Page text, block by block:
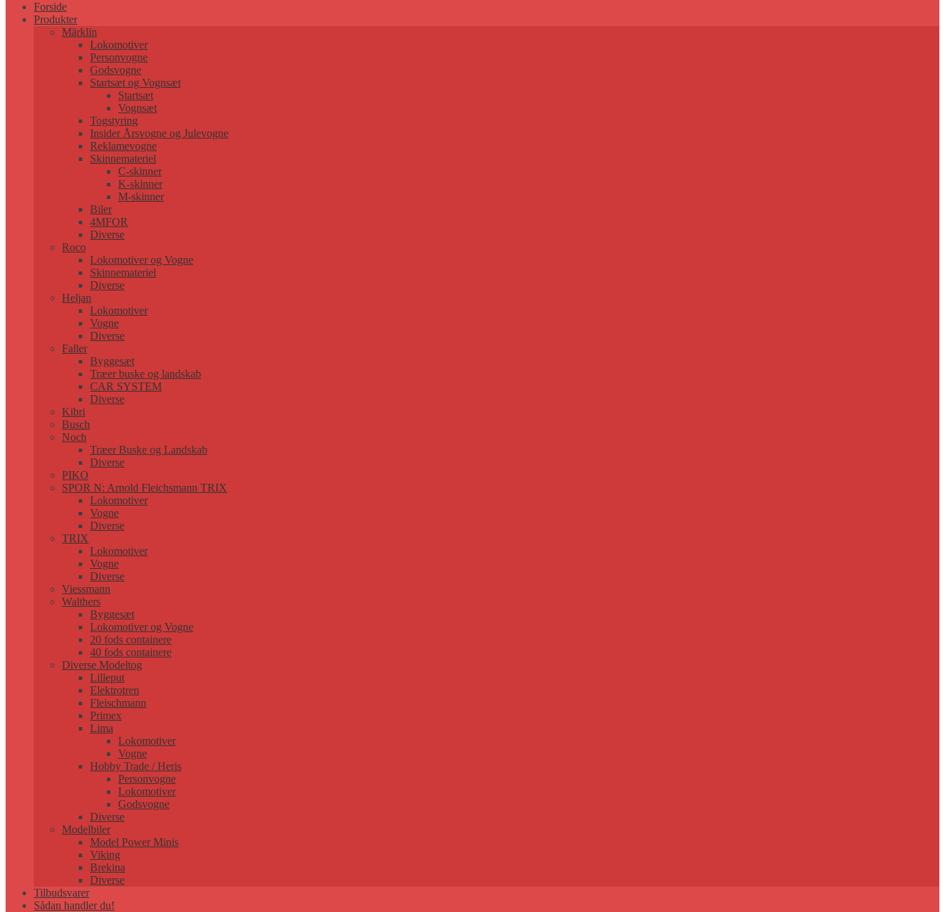
Forside
Produkter
Märklin
Lokomotiver
Personvogne
Godsvogne
Startsæt og Vognsæt
Startsæt
Vognsæt
Togstyring
Insider Årsvogne og Julevogne
Reklamevogne
Skinnemateriel
C-skinner
K-skinner
M-skinner
Biler
4MFOR
Diverse
Roco
Lokomotiver og Vogne
Skinnemateriel
Diverse
Heljan
Lokomotiver
Vogne
Diverse
Faller
Byggesæt
Træer buske og landskab
CAR SYSTEM
Diverse
Kibri
Busch
Noch
Træer Buske og Landskab
Diverse
PIKO
SPOR N: Arnold Fleichsmann TRIX
Lokomotiver
Vogne
Diverse
TRIX
Lokomotiver
Vogne
Diverse
Viessmann
Walthers
Byggesæt
Lokomotiver og Vogne
20 fods containere
40 fods containere
Diverse Modeltog
Lilleput
Elektrotren
Fleischmann
Primex
Lima
Lokomotiver
Vogne
Hobby Trade / Heris
Personvogne
Lokomotiver
Godsvogne
Diverse
Modelbiler
Model Power Minis
Viking
Brekina
Diverse
Tilbudsvarer
Sådan handler du!